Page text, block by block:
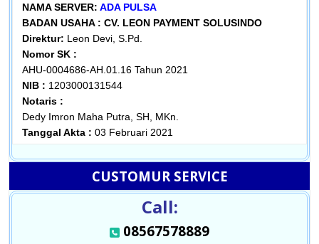
NAMA SERVER: ADA PULSA
BADAN USAHA : CV. LEON PAYMENT SOLUSINDO
Direktur: Leon Devi, S.Pd.
Nomor SK :
AHU-0004686-AH.01.16 Tahun 2021
NIB : 1203000131544
Notaris :
Dedy Imron Maha Putra, SH, MKn.
Tanggal Akta : 03 Februari 2021
CUSTOMUR SERVICE
Call:
08567578889